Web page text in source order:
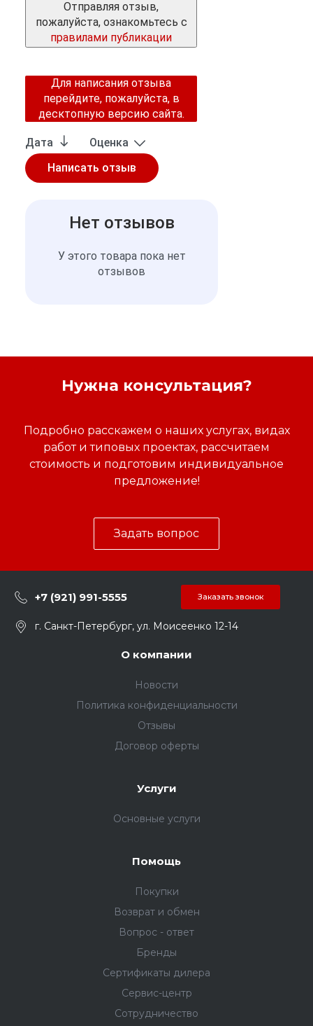
Отправляя отзыв,
пожалуйста, ознакомьтесь с
правилами публикации
Для написания отзыва
перейдите, пожалуйста, в
десктопную версию сайта.
Дата Оценка
Нет отзывов
У этого товара пока нет
отзывов
Нужна консультация?
Подробно расскажем о наших услугах, видах
работ и типовых проектах, рассчитаем
стоимость и подготовим индивидуальное
предложение!
Задать вопрос
+7 (921) 991-5555 Заказать звонок
г. Санкт-Петербург, ул. Моисеенко 12-14
О компании
Новости
Политика конфиденциальности
Отзывы
Договор оферты
Услуги
Основные услуги
Помощь
Покупки
Возврат и обмен
Вопрос - ответ
Бренды
Сертификаты дилера
Сервис-центр
Сотрудничество